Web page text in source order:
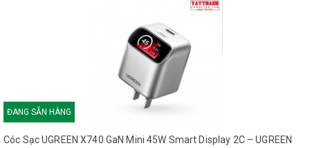
ĐANG SẴN HÀNG
Cóc Sạc UGREEN X740 GaN Mini 45W Smart Display 2C – UGREEN